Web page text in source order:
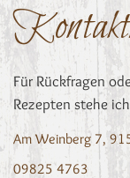
Für Rückfragen
Rezepten stehe
Am Weinberg 7,
09825 4763